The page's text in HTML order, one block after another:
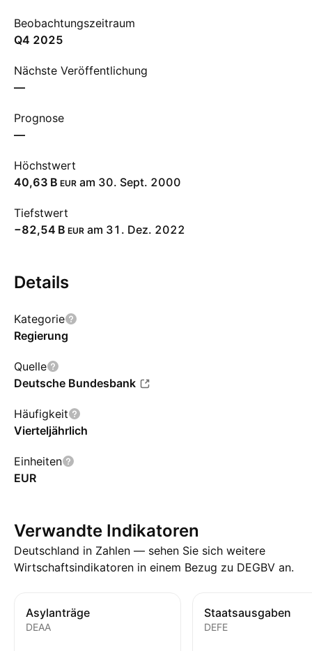
Beobachtungszeitraum
Q4 2025
Nächste Veröffentlichung
—
Prognose
—
Höchstwert
‪40,63 B‬ EUR am 30. Sept. 2000
Tiefstwert
‪−82,54 B‬ EUR am 31. Dez. 2022
Details
Kategorie
Regierung
Quelle
Deutsche Bundesbank
Häufigkeit
Vierteljährlich
Einheiten
EUR
Verwandte Indikatoren
Deutschland in Zahlen — sehen Sie sich weitere
Wirtschaftsindikatoren in einem Bezug zu DEGBV an.
Asylanträge
DEAA
Staatsausgaben
DEFE